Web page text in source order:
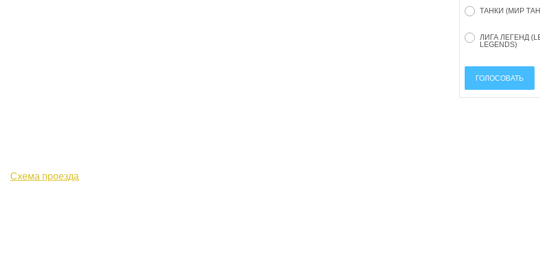
ТАНКИ (МИР
ЛИГА ЛЕГЕНД
LEGENDS)
ГОЛОСОВАТЬ
Схема проезда